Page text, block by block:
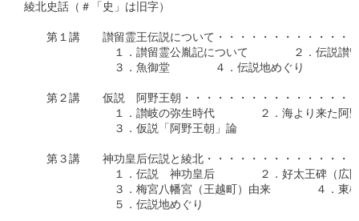
綾北史話（＃「史」は旧字）
第１講　　讃留霊王伝説について・・・・・・・・・・・・
１．讃留霊公胤記について　　　　２．伝説讃留霊
３．魚御堂　　　　４．伝説地めぐり
第２講　　仮説　阿野王朝・・・・・・・・・・・・・・・
１．讃岐の弥生時代　　　　２．海より来た阿
３．仮説「阿野王朝」論
第３講　　神功皇后伝説と綾北・・・・・・・・・・・・・
１．伝説　神功皇后　　　　２．好太王碑（広開土
３．梅宮八幡宮（王越町）由来　　　　４．東梶
５．伝説地めぐり